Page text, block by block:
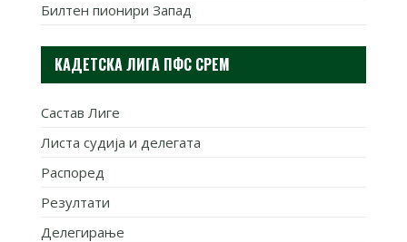
Билтен пионири Запад
КАДЕТСКА ЛИГА ПФС СРЕМ
Састав Лиге
Листа судија и делегата
Распоред
Резултати
Делегирање